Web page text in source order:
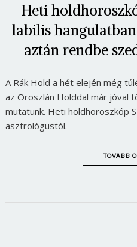
Heti
labilis
aztán rendbe
A Rák Hold a hét elején még
az Oroszlán Holddal már jóval
mutatunk. Heti holdhoroszkóp
asztrológustól.
TOVÁBB